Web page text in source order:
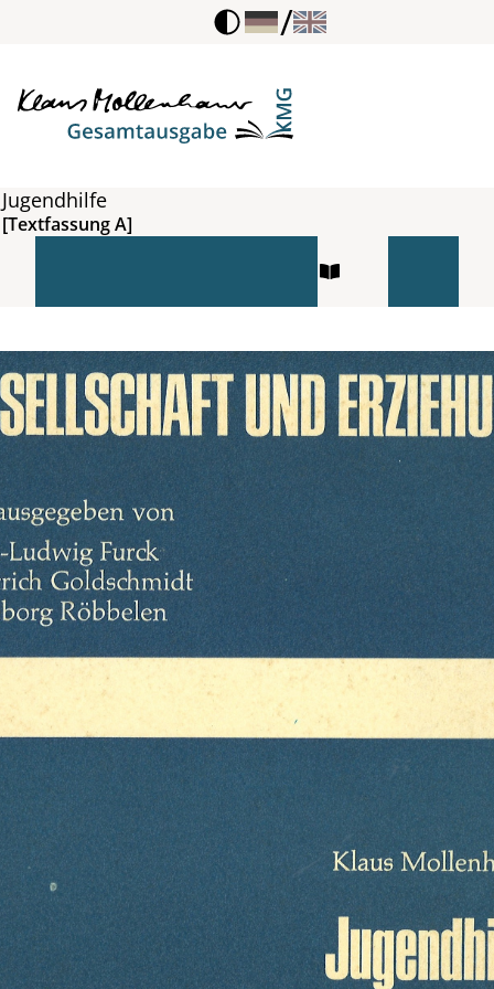
/
Jugendhilfe
[Textfassung A]